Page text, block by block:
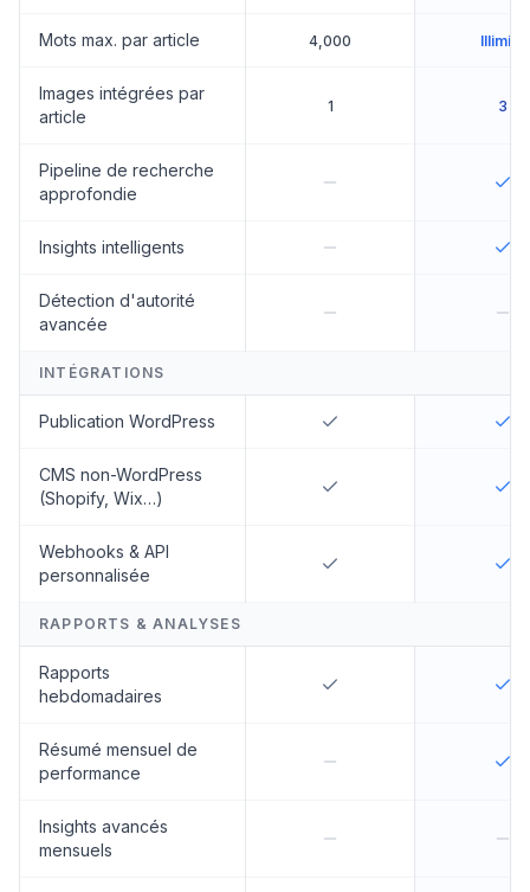
Mots max. par article 4,000 Illimité
Images intégrées par
article
1 3
Pipeline de recherche
approfondie
Insights intelligents
Détection d'autorité
avancée
INTÉGRATIONS
Publication WordPress
CMS non-WordPress
(Shopify, Wix…)
Webhooks & API
personnalisée
RAPPORTS & ANALYSES
Rapports
hebdomadaires
Résumé mensuel de
performance
Insights avancés
mensuels